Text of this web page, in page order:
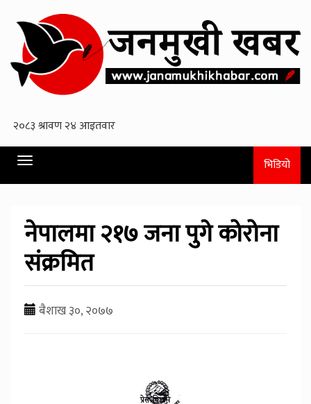
Toggle
navigation
भिडियो
नेपालमा २१७ जना पुगे कोरोना
संक्रमित
बैशाख ३०, २०७७